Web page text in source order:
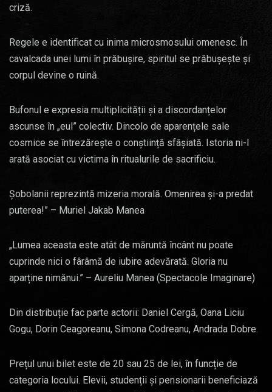
criză.
Regele e identificat cu inima microsmosului omenesc. În
cavalcada unei lumi în prăbușire, spiritul se prăbușește și
corpul devine o ruină.
Bufonul e expresia multiplicității și a discordanțelor
ascunse în „eul” colectiv. Dincolo de aparențele sale
cosmice se întrezărește o conștiință sfâșiată. Istoria ni-l
arată asociat cu victima în ritualurile de sacrificiu.
Șobolanii reprezintă mizeria morală. Omenirea și-a predat
puterea!” – Muriel Jakab Manea
„Lumea aceasta este atât de măruntă încânt nu poate
cuprinde nici o fârâmă de iubire adevărată. Gloria nu
aparține nimănui.” – Aureliu Manea (Spectacole Imaginare)
Din distribuție fac parte actorii: Daniel Cergă, Oana Liciu
Gogu, Dorin Ceagoreanu, Simona Codreanu, Andrada Dobre.
Prețul unui bilet este de 20 sau 25 de lei, în funcție de
categoria locului. Elevii, studenții și pensionarii beneficiază